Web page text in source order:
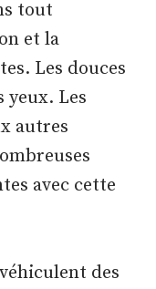
tout
et la
Les douces
yeux. Les
autres
avec cette
des